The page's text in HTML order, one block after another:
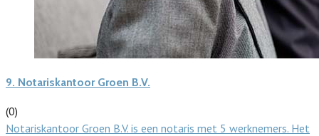
9. Notariskantoor Groen B.V.
(0)
Notariskantoor Groen B.V. is een notaris met 5 werknemers. Het